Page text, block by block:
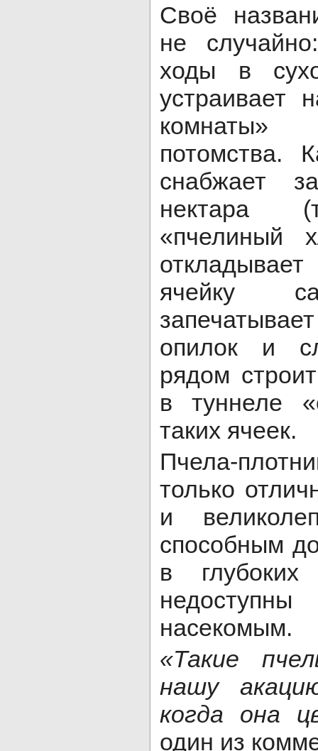
Своё
не
ходы в
устраивает
потомства.
снабжает
нектара
«пчелиный
ячейку
опилок и
рядом
в туннеле
таких ячеек.
Пчела-
только
и
способным
в глубоких
насекомым.
«Такие
нашу
когда она
один из